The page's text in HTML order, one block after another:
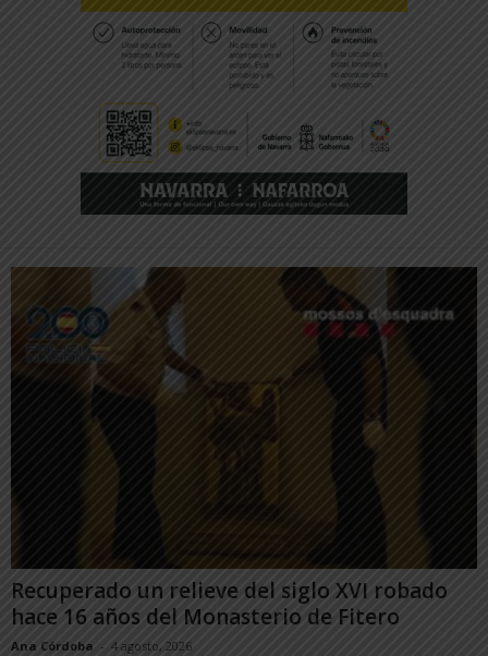
Recuperado un relieve del siglo XVI robado
hace 16 años del Monasterio de Fitero
Ana Córdoba - 4 agosto, 2026